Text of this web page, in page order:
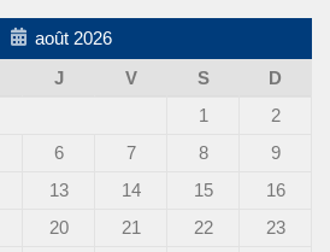
août 2026
J V S
D
1
2
6 7 8
9
13 14 15
16
20 21 22
23